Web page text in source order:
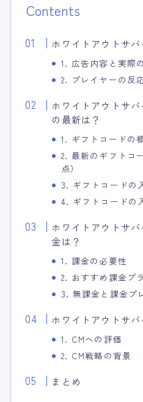
Contents
ホワイトアウトサ
1. 広告内容と実際
2. プレイヤーの反
ホワイトアウトサ
の最新は？
1. ギフトコードの
2. 最新のギフトコ
点）
3. ギフトコードの
4. ギフトコードの
ホワイトアウトサ
金は？
1. 課金の必要性
2. おすすめ課金プ
3. 無課金と課金プ
ホワイトアウトサ
1. CMへの評価
2. CM戦略の背景
まとめ